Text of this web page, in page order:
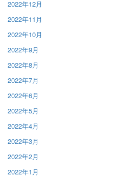
2022年12月
2022年11月
2022年10月
2022年9月
2022年8月
2022年7月
2022年6月
2022年5月
2022年4月
2022年3月
2022年2月
2022年1月